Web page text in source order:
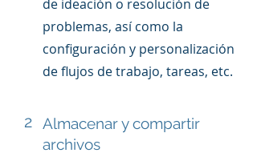
de ideación o resolución de
problemas, así como la
configuración y personalización
de flujos de trabajo, tareas, etc.
2 Almacenar y compartir
archivos